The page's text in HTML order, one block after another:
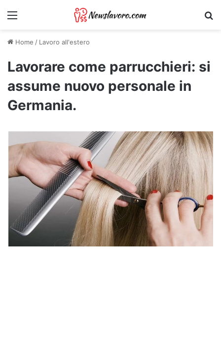
Menu
Home / Lavoro all'estero
Lavorare come parrucchieri: si
assume nuovo personale in
Germania.